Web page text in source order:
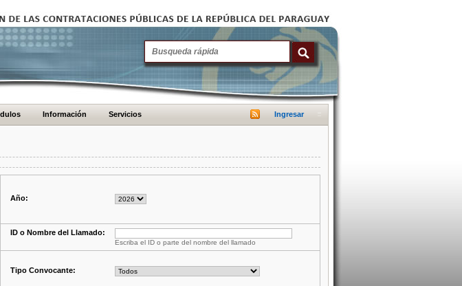
Información Servicios Ingresar
Año:
ID o Nombre del Llamado:
Escriba el ID o parte del nombre del llamado
Tipo Convocante: